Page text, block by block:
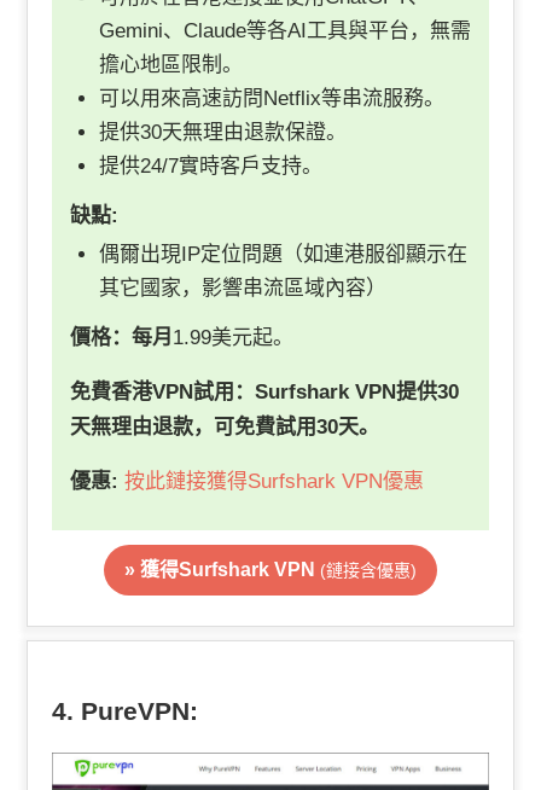
Gemini、Claude等各AI工具與平台，無需
擔心地區限制。
可以用來高速訪問Netflix等串流服務。
提供30天無理由退款保證。
提供24/7實時客戶支持。
缺點:
偶爾出現IP定位問題（如連港服卻顯示在
其它國家，影響串流區域內容）
價格：每月 1.99美元起。
免費香港VPN試用 ：Surfshark VPN提供30
天無理由退款，可免費試用30天。
優惠: 按此鏈接獲得Surfshark VPN優惠
» 獲得Surfshark VPN (鏈接含優惠)
4. PureVPN: